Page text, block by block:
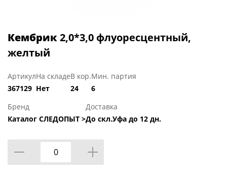
Кембрик2,0*3,0 флуоресцентный,
желтый
Артикул
367129
На складе
Нет
В кор.
24
Мин. партия
6
Бренд
Каталог СЛЕДОПЫТ >
Доставка
До скл.Уфа до 12 дн.